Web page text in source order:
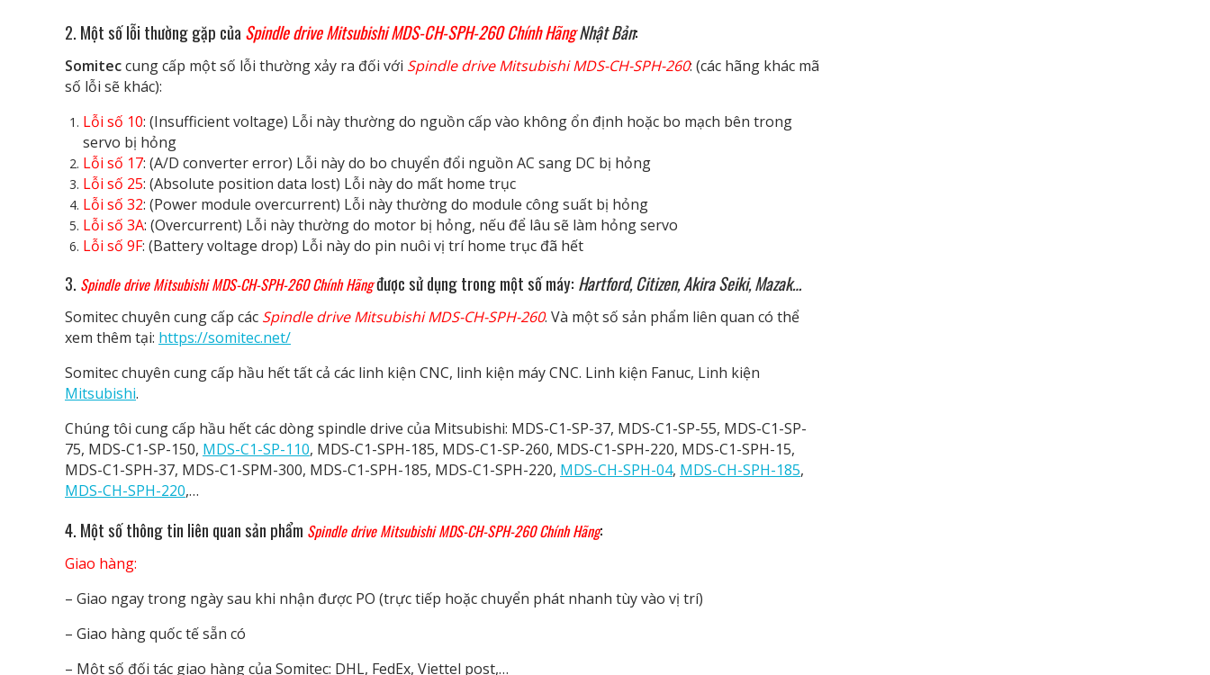
2. Một số lỗi thường gặp của Spindle drive Mitsubishi MDS-CH-SPH-260 Chính HãngNhật Bản:
Somiteccung cấp một số lỗi thường xảy ra đối với Spindle drive Mitsubishi MDS-CH-SPH-260: (các hãng khác mã
số lỗi sẽ khác):
Lỗi số 10: (Insufficient voltage) Lỗi này thường do nguồn cấp vào không ổn định hoặc bo mạch bên trong
servo bị hỏng
Lỗi số 17: (A/D converter error) Lỗi này do bo chuyển đổi nguồn AC sang DC bị hỏng
Lỗi số 25: (Absolute position data lost) Lỗi này do mất home trục
Lỗi số 32: (Power module overcurrent) Lỗi này thường do module công suất bị hỏng
Lỗi số 3A: (Overcurrent) Lỗi này thường do motor bị hỏng, nếu để lâu sẽ làm hỏng servo
Lỗi số 9F: (Battery voltage drop) Lỗi này do pin nuôi vị trí home trục đã hết
3. Spindle drive Mitsubishi MDS-CH-SPH-260 Chính Hãngđược sử dụng trong một số máy: Hartford, Citizen, Akira Seiki, Mazak…
Somitec chuyên cung cấp các Spindle drive Mitsubishi MDS-CH-SPH-260. Và một số sản phẩm liên quan có thể
xem thêm tại: https://somitec.net/
Somitec chuyên cung cấp hầu hết tất cả các linh kiện CNC, linh kiện máy CNC. Linh kiện Fanuc, Linh kiện
Mitsubishi.
Chúng tôi cung cấp hầu hết các dòng spindle drive của Mitsubishi: MDS-C1-SP-37, MDS-C1-SP-55, MDS-C1-SP-
75, MDS-C1-SP-150, MDS-C1-SP-110, MDS-C1-SPH-185, MDS-C1-SP-260, MDS-C1-SPH-220, MDS-C1-SPH-15,
MDS-C1-SPH-37, MDS-C1-SPM-300, MDS-C1-SPH-185, MDS-C1-SPH-220, MDS-CH-SPH-04, MDS-CH-SPH-185,
MDS-CH-SPH-220,…
4. Một số thông tin liên quansản phẩm Spindle drive Mitsubishi MDS-CH-SPH-260 Chính Hãng:
Giao hàng:
– Giao ngay trong ngày sau khi nhận được PO (trực tiếp hoặc chuyển phát nhanh tùy vào vị trí)
– Giao hàng quốc tế sẵn có
– Một số đối tác giao hàng của Somitec: DHL, FedEx, Viettel post,…